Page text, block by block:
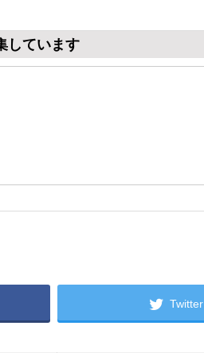
しています
Twitter